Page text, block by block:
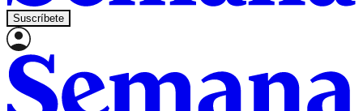
Suscríbete